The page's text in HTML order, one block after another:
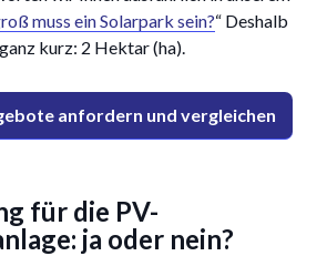
muss ein Solarpark sein?“ Deshalb
kurz: 2 Hektar (ha).
anfordern und vergleichen
für die PV-
ja oder nein?